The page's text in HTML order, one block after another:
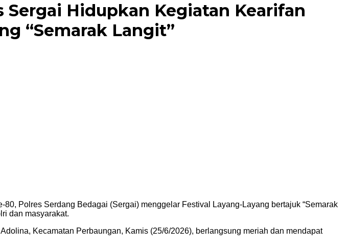
Sergai Hidupkan Kegiatan Kearifan
“Semarak Langit”
Polres Serdang Bedagai (Sergai) menggelar Festival Layang-Layang bertajuk “Semarak
dan masyarakat.
Kecamatan Perbaungan, Kamis (25/6/2026), berlangsung meriah dan mendapat